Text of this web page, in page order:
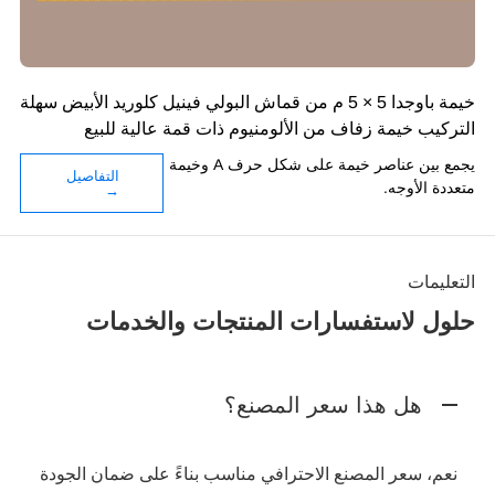
خيمة باوجدا 5 × 5 م من قماش البولي فينيل كلوريد الأبيض سهلة
التركيب خيمة زفاف من الألومنيوم ذات قمة عالية للبيع
يجمع بين عناصر خيمة على شكل حرف A وخيمة
متعددة الأوجه.
التفاصيل
→
التعليمات
حلول لاستفسارات المنتجات والخدمات
هل هذا سعر المصنع؟
نعم، سعر المصنع الاحترافي مناسب بناءً على ضمان الجودة